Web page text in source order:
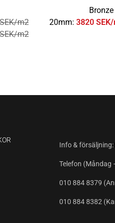
m2
m2
20mm: 3820
Info & försäljning:
Telefon (Måndag
010 884 8379
010 884 8382